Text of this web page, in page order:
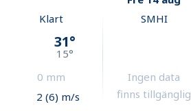
Klart
31°
15°
0 mm
2 (6) m/s
SMHI
Ingen data
finns tillgänglig